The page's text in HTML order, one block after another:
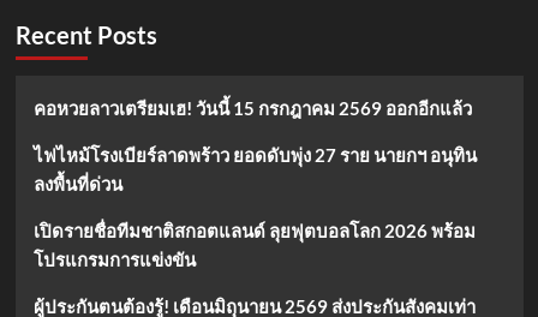
Recent Posts
คอหวยลาวเตรียมเฮ! วันนี้ 15 กรกฎาคม 2569 ออกอีกแล้ว
ไฟไหม้โรงเบียร์ลาดพร้าว ยอดดับพุ่ง 27 ราย นายกฯ อนุทิน
ลงพื้นที่ด่วน
เปิดรายชื่อทีมชาติสกอตแลนด์ ลุยฟุตบอลโลก 2026 พร้อม
โปรแกรมการแข่งขัน
ผู้ประกันตนต้องรู้! เดือนมิถุนายน 2569 ส่งประกันสังคมเท่า